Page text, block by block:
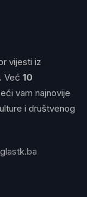
vijesti iz
Već 10
vam najnovije
i društvenog